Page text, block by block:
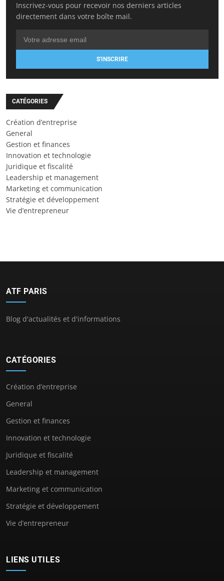
Inscrivez-vous pour recevoir nos derniers articles
directement dans votre boîte mail.
S'INSCRIRE
CATÉGORIES
Création d’entreprise
General
Gestion et finances
Innovation et technologie
Juridique et fiscalité
Leadership et management
Marketing et communication
Stratégie et développement
Vie d’entrepreneur
ATF PARIS
Blog d'actualités et d'informations
CATÉGORIES
Création d’entreprise
General
Gestion et finances
Innovation et technologie
Juridique et fiscalité
Leadership et management
Marketing et communication
Stratégie et développement
Vie d’entrepreneur
LIENS UTILES